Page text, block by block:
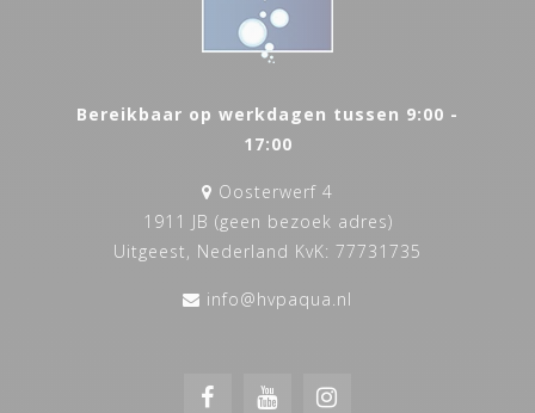
Bereikbaar op werkdagen tussen 9:00 -
17:00
Oosterwerf 4
1911 JB (geen bezoek adres)
Uitgeest, Nederland KvK: 77731735
info@hvpaqua.nl